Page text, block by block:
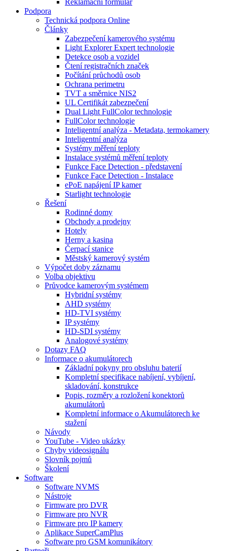
Reklamační formulář
Podpora
Technická podpora Online
Články
Zabezpečení kamerového systému
Light Explorer Expert technologie
Detekce osob a vozidel
Čtení registračních značek
Počítání průchodů osob
Ochrana perimetru
TVT a směrnice NIS2
UL Certifikát zabezpečení
Dual Light FullColor technologie
FullColor technologie
Inteligentní analýza - Metadata, termokamery
Inteligentní analýza
Systémy měření teploty
Instalace systémů měření teploty
Funkce Face Detection - představení
Funkce Face Detection - Instalace
ePoE napájení IP kamer
Starlight technologie
Řešení
Rodinné domy
Obchody a prodejny
Hotely
Herny a kasina
Čerpací stanice
Městský kamerový systém
Výpočet doby záznamu
Volba objektivu
Průvodce kamerovým systémem
Hybridní systémy
AHD systémy
HD-TVI systémy
IP systémy
HD-SDI systémy
Analogové systémy
Dotazy FAQ
Informace o akumulátorech
Základní pokyny pro obsluhu baterií
Kompletní specifikace nabíjení, vybíjení,
skladování, konstrukce
Popis, rozměry a rozložení konektorů
akumulátorů
Kompletní informace o Akumulátorech ke
stažení
Návody
YouTube - Video ukázky
Chyby videosignálu
Slovník pojmů
Školení
Software
Software NVMS
Nástroje
Firmware pro DVR
Firmware pro NVR
Firmware pro IP kamery
Aplikace SuperCamPlus
Software pro GSM komunikátory